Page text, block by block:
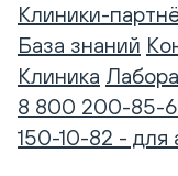
Клиники-
База знаний
Клиника
8 800 200-85-
150-10-82 - для